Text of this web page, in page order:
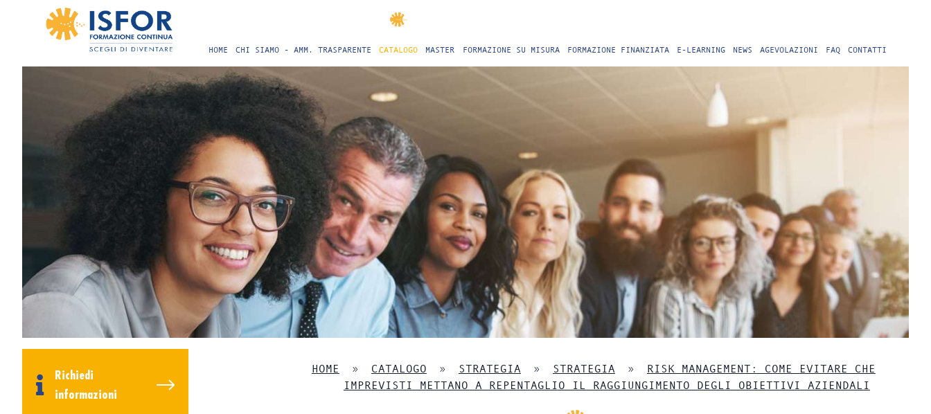
HOME CHI SIAMO - AMM. TRASPARENTE CATALOGO MASTER FORMAZIONE SU MISURA FORMAZIONE FINANZIATA E-LEARNING NEWS AGEVOLAZIONI FAQ CONTATTI
Richiedi
informazioni
HOME » CATALOGO » STRATEGIA » STRATEGIA »
RISK MANAGEMENT: COME EVITARE CHE
IMPREVISTI METTANO A REPENTAGLIO IL RAGGIUNGIMENTO DEGLI OBIETTIVI AZIENDALI